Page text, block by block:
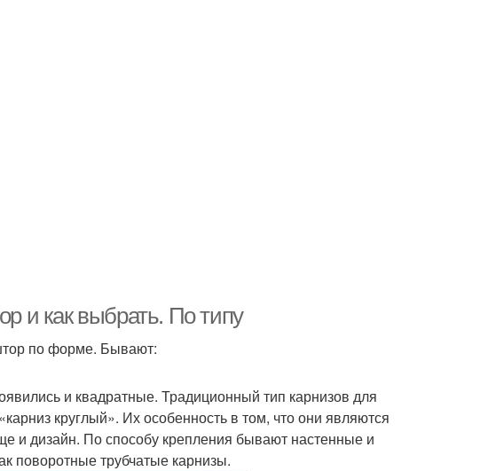
и как выбрать. По типу
по форме. Бывают:
и квадратные. Традиционный тип карнизов для
круглый». Их особенность в том, что они являются
и дизайн. По способу крепления бывают настенные и
поворотные трубчатые карнизы.